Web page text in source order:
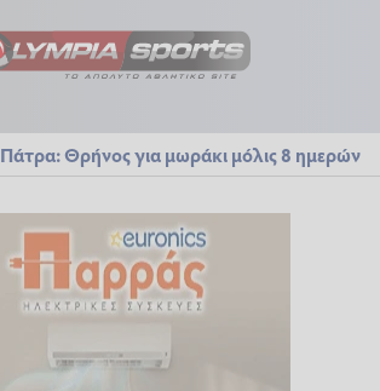
Πάτρα: Θρήνος για μωράκι μόλις 8 ημερών